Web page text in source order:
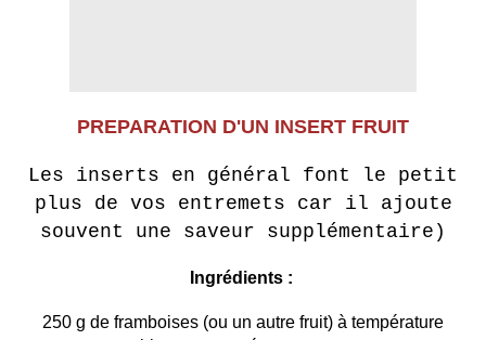
PREPARATION D'UN INSERT FRUIT
Les inserts en général font le petit
plus de vos entremets car il ajoute
souvent une saveur supplémentaire)
Ingrédients :
250 g de framboises (ou un autre fruit) à température